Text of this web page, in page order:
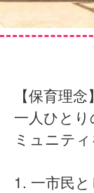
【保育理念】
一人ひと
ミュニテ
1. 一市民